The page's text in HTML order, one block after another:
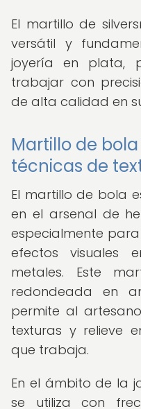
El martillo de
versátil y
joyería en plata,
trabajar con
de alta calidad en
Martillo de
técnicas de
El martillo de bola
en el arsenal de
especialmente
efectos visuales
metales. Este
redondeada en
permite al
texturas y relieve
que trabaja.
En el ámbito de la
se utiliza con